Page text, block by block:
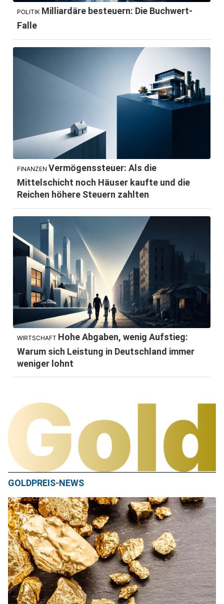
POLITIK Milliardäre besteuern: Die Buchwert-
Falle
FINANZEN Vermögenssteuer: Als die
Mittelschicht noch Häuser kaufte und die
Reichen höhere Steuern zahlten
WIRTSCHAFT Hohe Abgaben, wenig Aufstieg:
Warum sich Leistung in Deutschland immer
weniger lohnt
GOLDPREIS-NEWS